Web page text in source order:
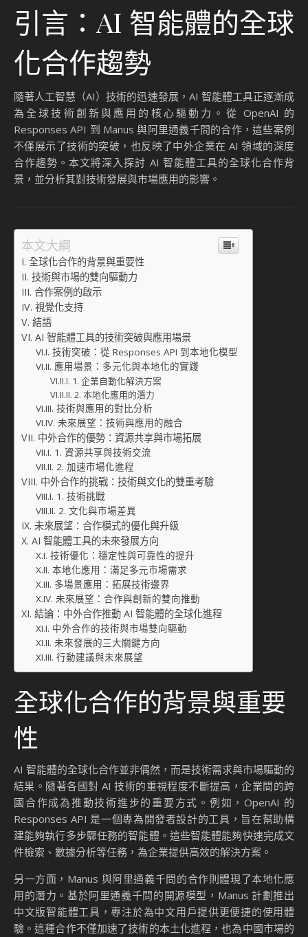
引言：AI 智能體的全球
化合作趨勢
隨著人工智慧（AI）技術的迅速發展，AI 智能體工具正逐漸成
為全球技術創新與應用的核心驅動力。從 OpenAI 的
Responses API 到 Manus 與阿里通義千問的合作，這些案例
不僅展示了技術的突破，也反映了中外企業在 AI 領域的深度
合作趨勢。本文將深入探討 AI 智能體工具的全球化合作背
景，並分析其對技術發展與市場應用的影響。
本文大綱
全球化合作的背景與重要性
技術與市場的雙向驅動力
合作案例的啟示
視覺化支持
結語
AI 智能體工具的技術突破與應用場景
技術突破：從 Responses API 到本地化模型
應用場景：多元化與本地化的實踐
1. 企業自動化解決方案
2. 本地化應用的潛力
技術與應用的對比分析
未來展望：技術與應用的融合
中外合作的優勢：資源共享與市場拓展
1. 資源共享與技術交流
2. 加速市場化進程
中外合作的挑戰：技術與文化的雙重考驗
1. 技術挑戰
2. 文化與市場差異
未來展望：合作模式的優化與升級
AI 智能體工具的未來發展方向
技術優化：穩定性與可靠性的提升
本地化應用：滿足多元市場需求
多場景應用：拓展技術邊界
未來展望：合作與創新的雙向推動
結論：中外合作推動 AI 智能體的全球化進程
中外合作的技術與市場雙向驅動
未來發展的三大關鍵方向
行動建議與未來展望
全球化合作的背景與重要
性
AI 智能體的全球化合作並非偶然，而是技術需求與市場驅動的
結果。隨著各國對 AI 技術的重視程度不斷提高，企業間的跨
國合作成為推動技術進步的重要方式。例如，OpenAI 的
Responses API 是一個專為開發者設計的工具，旨在幫助構
建能夠執行多步驟任務的智能體。這些智能體能夠快速完成文
件檢索、數據分析等任務，為企業提供高效的解決方案。
另一方面，Manus 與阿里通義千問的合作則體現了本地化應
用的潛力。基於阿里通義千問的開源模型，Manus 計劃推出
中文版智能體工具，專注於為中文用戶提供更便捷的使用體
驗。這種合作不僅加速了技術的本土化進程，也為中國市場的